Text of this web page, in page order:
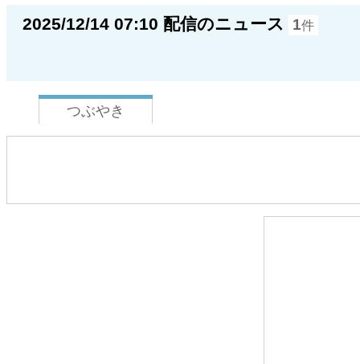
2025/12/14 07:10 配信のニュース 1件
つぶやき